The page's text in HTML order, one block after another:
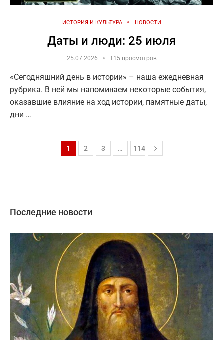
ИСТОРИЯ И КУЛЬТУРА НОВОСТИ
Даты и люди: 25 июля
25.07.2026 115 просмотров
«Сегодняшний день в истории» – наша ежедневная
рубрика. В ней мы напоминаем некоторые события,
оказавшие влияние на ход истории, памятные даты,
дни …
1 2 3 … 114
Последние новости